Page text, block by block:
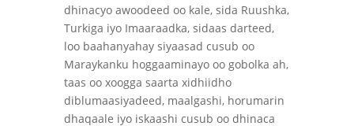
dhinacyo awoodeed oo kale, sida Ruushka,
Turkiga iyo Imaaraadka, sidaas darteed,
loo baahanyahay siyaasad cusub oo
Maraykanku hoggaaminayo oo gobolka ah,
taas oo xoogga saarta xidhiidho
diblumaasiyadeed, maalgashi, horumarin
dhaqaale iyo iskaashi cusub oo dhinaca